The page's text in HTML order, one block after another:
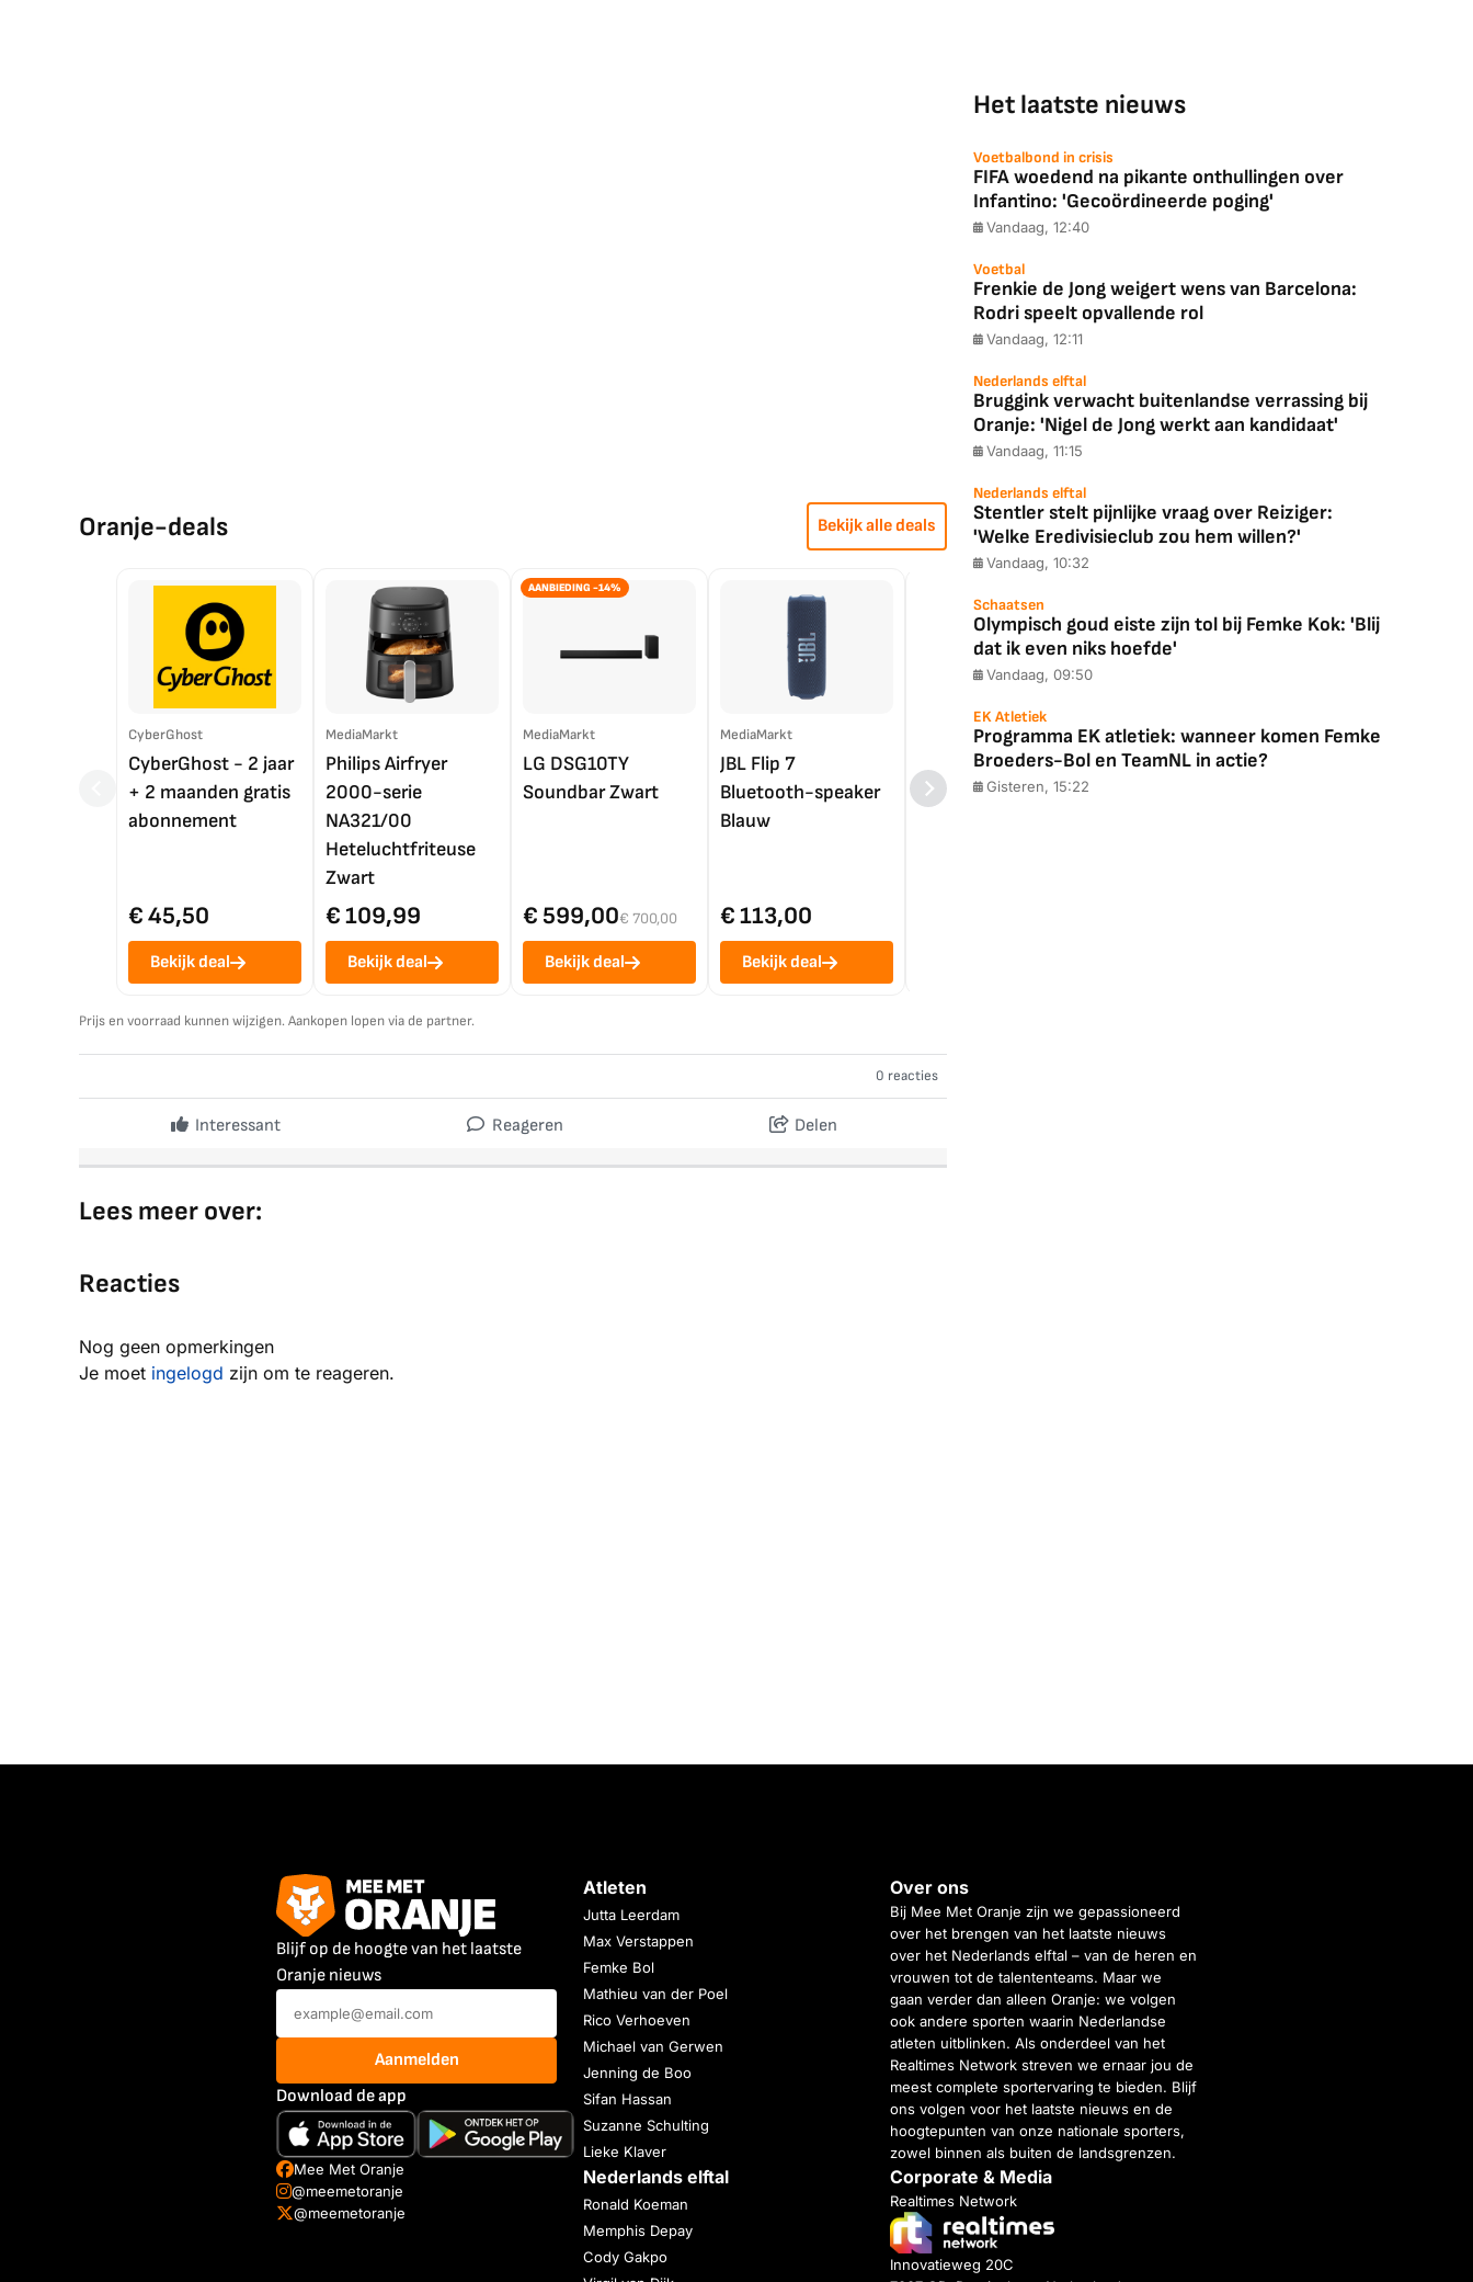
Oranje-deals Bekijk alle deals
CyberGhost
CyberGhost - 2 jaar
+ 2 maanden gratis
abonnement
€ 45,50
Bekijk deal
MediaMarkt
Philips Airfryer
2000-serie
NA321/00
Heteluchtfriteuse
Zwart
€ 109,99
Bekijk deal
AANBIEDING -14%
MediaMarkt
LG DSG10TY
Soundbar Zwart
€ 599,00€ 700,00
Bekijk deal
MediaMarkt
JBL Flip 7
Bluetooth-speaker
Blauw
€ 113,00
Bekijk deal
LG OLED55C56LB
4K TV (2025)
Coolblue
JBL Partybox
MediaMarkt
Prijs en voorraad kunnen wijzigen. Aankopen lopen via de partner.
0 reacties
Interessant Reageren Delen
Lees meer over:
Reacties
Nog geen opmerkingen
Je moet ingelogd zijn om te reageren.
Het laatste nieuws
Voetbalbond in crisis
FIFA woedend na pikante onthullingen over
Infantino: 'Gecoördineerde poging'
Vandaag, 12:40
Voetbal
Frenkie de Jong weigert wens van Barcelona:
Rodri speelt opvallende rol
Vandaag, 12:11
Nederlands elftal
Bruggink verwacht buitenlandse verrassing bij
Oranje: 'Nigel de Jong werkt aan kandidaat'
Vandaag, 11:15
Nederlands elftal
Stentler stelt pijnlijke vraag over Reiziger:
'Welke Eredivisieclub zou hem willen?'
Vandaag, 10:32
Schaatsen
Olympisch goud eiste zijn tol bij Femke Kok: 'Blij
dat ik even niks hoefde'
Vandaag, 09:50
EK Atletiek
Programma EK atletiek: wanneer komen Femke
Broeders-Bol en TeamNL in actie?
Gisteren, 15:22
Blijf op de hoogte van het laatste
Oranje nieuws
Aanmelden
Download de app
Mee Met Oranje
@meemetoranje
@meemetoranje
Atleten
Jutta Leerdam
Max Verstappen
Femke Bol
Mathieu van der Poel
Rico Verhoeven
Michael van Gerwen
Jenning de Boo
Sifan Hassan
Suzanne Schulting
Lieke Klaver
Nederlands elftal
Ronald Koeman
Memphis Depay
Cody Gakpo
Over ons
Bij Mee Met Oranje zijn we gepassioneerd
over het brengen van het laatste nieuws
over het Nederlands elftal – van de heren en
vrouwen tot de talententeams. Maar we
gaan verder dan alleen Oranje: we volgen
ook andere sporten waarin Nederlandse
atleten uitblinken. Als onderdeel van het
Realtimes Network streven we ernaar jou de
meest complete sportervaring te bieden. Blijf
ons volgen voor het laatste nieuws en de
hoogtepunten van onze nationale sporters,
zowel binnen als buiten de landsgrenzen.
Corporate & Media
Realtimes Network
Innovatieweg 20C